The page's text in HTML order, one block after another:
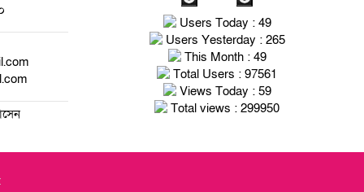
Users Today : 49
Users Yesterday : 265
This Month : 49
Total Users : 97561
Views Today : 59
Total views : 299950